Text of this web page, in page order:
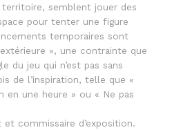
semblent jouer des
pour tenter une figure
temporaires sont
», une contrainte que
du jeu qui n’est pas sans
de l’inspiration, telle que «
en une heure » ou « Ne pas
commissaire d’exposition.